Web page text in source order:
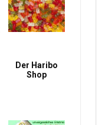
Der Haribo
Shop